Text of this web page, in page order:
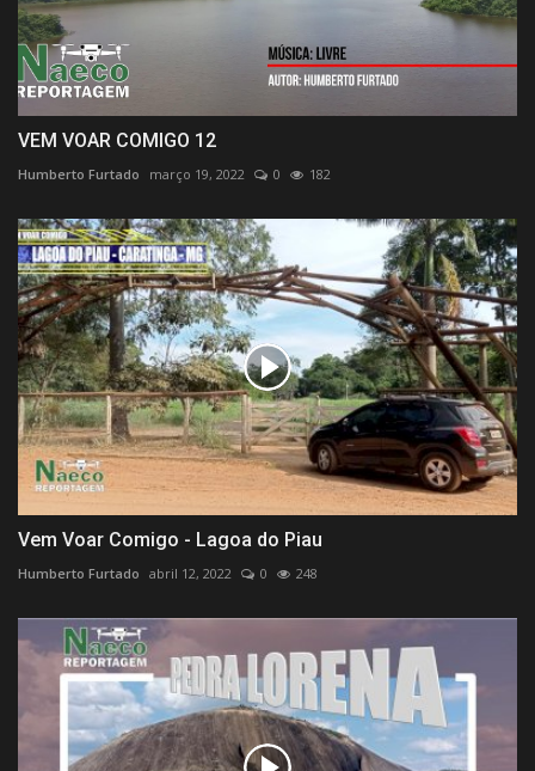
VEM VOAR COMIGO 12
Humberto Furtado março 19, 2022 0 182
Vem Voar Comigo - Lagoa do Piau
Humberto Furtado abril 12, 2022 0 248